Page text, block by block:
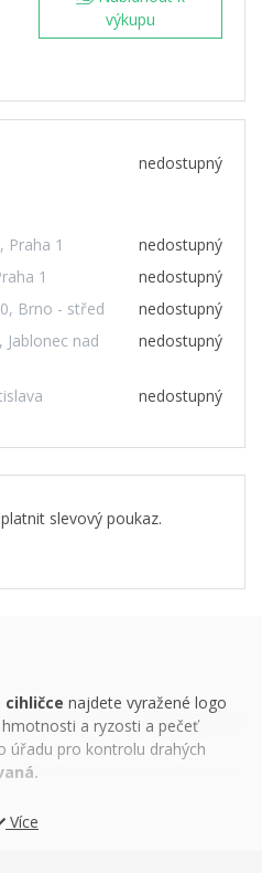
výkupu
nedostupný
Praha 1
nedostupný
1
nedostupný
Brno - střed
nedostupný
nad
nedostupný
nedostupný
slevový poukaz.
najdete vyražené logo
a ryzosti a pečeť
úřadu pro kontrolu drahých
mm / Rozměr blistru: 85 x 54
Více